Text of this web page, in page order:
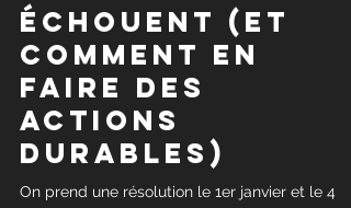
résolutions
échouent (et
comment en
faire des
actions
durables)